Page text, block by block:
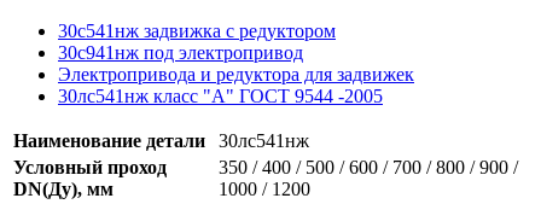
30с541нж задвижка с редуктором
30с941нж под электропривод
Электропривода и редуктора для задвижек
30лс541нж класс "А" ГОСТ 9544 -2005
Наименование детали
30лс541нж
Условный проход
DN(Ду), мм
350 / 400 / 500 / 600 / 700 / 800 / 900 /
1000 / 1200